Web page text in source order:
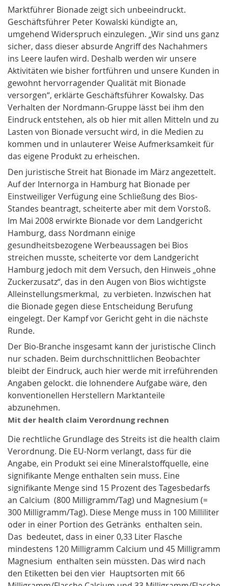
Marktführer Bionade zeigt sich unbeeindruckt.
Geschäftsführer Peter Kowalski kündigte an,
umgehend Widerspruch einzulegen. „Wir sind uns ganz
sicher, dass dieser absurde Angriff des Nachahmers
ins Leere laufen wird. Deshalb werden wir unsere
Aktivitäten wie bisher fortführen und unsere Kunden in
gewohnt hervorragender Qualität mit Bionade
versorgen“, erklärte Geschäftsführer Kowalsky. Das
Verhalten der Nordmann-Gruppe lässt bei ihm den
Eindruck entstehen, als ob hier mit allen Mitteln und zu
Lasten von Bionade versucht wird, in die Medien zu
kommen und in unlauterer Weise Aufmerksamkeit für
das eigene Produkt zu erheischen.
Den juristische Streit hat Bionade im März angezettelt.
Auf der Internorga in Hamburg hat Bionade per
Einstweiliger Verfügung eine Schließung des Bios-
Standes beantragt, scheiterte aber mit dem Vorstoß.
Im Mai 2008 erwirkte Bionade vor dem Landgericht
Hamburg, dass Nordmann einige
gesundheitsbezogene Werbeaussagen bei Bios
streichen musste, scheiterte vor dem Landgericht
Hamburg jedoch mit dem Versuch, den Hinweis „ohne
Zuckerzusatz“, das in den Augen von Bios wichtigste
Alleinstellungsmerkmal, zu verbieten. Inzwischen hat
die Bionade gegen diese Entscheidung Berufung
eingelegt. Der Kampf vor Gericht geht in die nächste
Runde.
Der Bio-Branche insgesamt kann der juristische Clinch
nur schaden. Beim durchschnittlichen Beobachter
bleibt der Eindruck, auch hier werde mit irreführenden
Angaben gelockt. die lohnendere Aufgabe wäre, den
konventionellen Herstellern Marktanteile
abzunehmen.
Mit der health claim Verordnung rechnen
Die rechtliche Grundlage des Streits ist die health claim
Verordnung. Die EU-Norm verlangt, dass für die
Angabe, ein Produkt sei eine Mineralstoffquelle, eine
signifikante Menge enthalten sein muss. Eine
signifikante Menge sind 15 Prozent des Tagesbedarfs
an Calcium (800 Milligramm/Tag) und Magnesium (=
300 Milligramm/Tag). Diese Menge muss in 100 Milliliter
oder in einer Portion des Getränks enthalten sein.
Das bedeutet, dass in einer 0,33 Liter Flasche
mindestens 120 Milligramm Calcium und 45 Milligramm
Magnesium enthalten sein müssten. Das wird nach
den Etiketten bei den vier Hauptsorten mit 66